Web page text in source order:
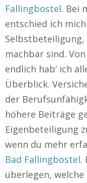
Fallingbostel. Bei
entschied ich
Selbstbeteiligung,
machbar sind.
endlich hab‘ ich
Überblick.
der
höhere Beiträge
Eigenbeteiligung
wenn du mehr
Bad Fallingbostel.
überlegen,